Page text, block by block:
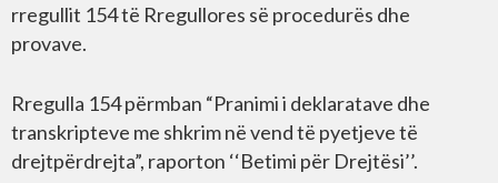
rregullit 154 të Rregullores së procedurës dhe
provave.
Rregulla 154 përmban “Pranimi i deklaratave dhe
transkripteve me shkrim në vend të pyetjeve të
drejtpërdrejta”, raporton ‘‘Betimi për Drejtësi’’.